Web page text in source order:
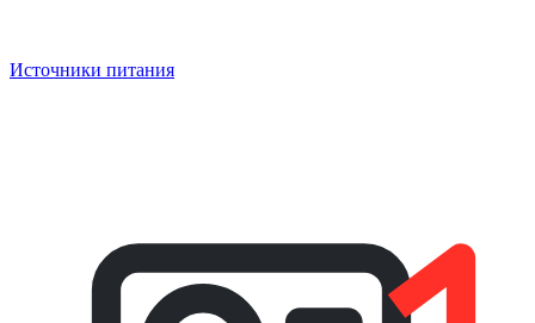
Источники питания